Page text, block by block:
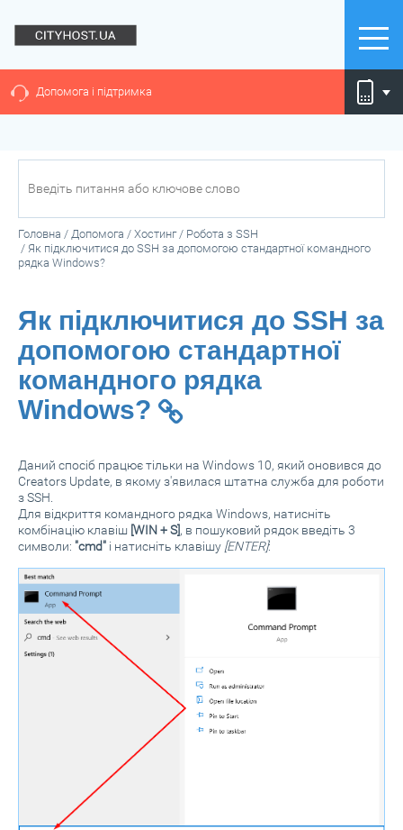
Допомога і підтримка
Головна / Допомога / Хостинг/ Робота з SSH
/ Як підключитися до SSH за допомогою стандартної командного
рядка Windows?
Як підключитися до SSH за
допомогою стандартної
командного рядка
Windows?
Даний спосіб працює тільки на Windows 10, який оновився до
Creators Update, в якому з'явилася штатна служба для роботи
з SSH.
Для відкриття командного рядка Windows, натисніть
комбінацію клавіш [WIN + S], в пошуковий рядок введіть 3
символи: "cmd" і натисніть клавішу [ENTER]: